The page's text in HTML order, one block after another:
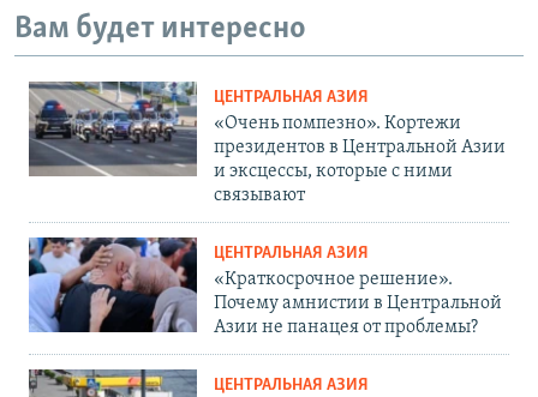
Вам будет интересно
ЦЕНТРАЛЬНАЯ АЗИЯ
«Очень помпезно». Кортежи
президентов в Центральной Азии
и эксцессы, которые с ними
связывают
ЦЕНТРАЛЬНАЯ АЗИЯ
«Краткосрочное решение».
Почему амнистии в Центральной
Азии не панацея от проблемы?
ЦЕНТРАЛЬНАЯ АЗИЯ